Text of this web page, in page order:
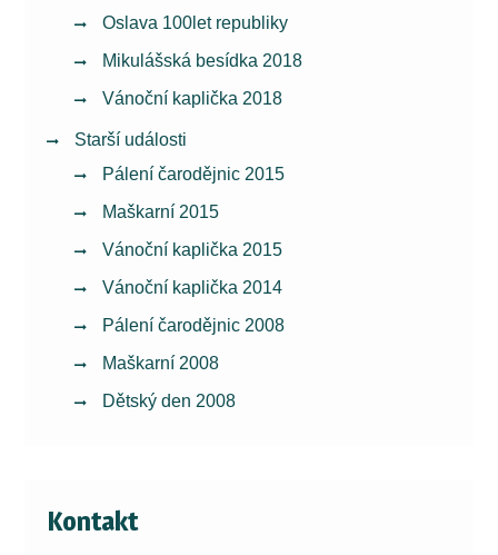
Oslava 100let republiky
Mikulášská besídka 2018
Vánoční kaplička 2018
Starší události
Pálení čarodějnic 2015
Maškarní 2015
Vánoční kaplička 2015
Vánoční kaplička 2014
Pálení čarodějnic 2008
Maškarní 2008
Dětský den 2008
Kontakt